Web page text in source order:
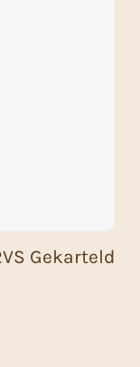
Gekarteld